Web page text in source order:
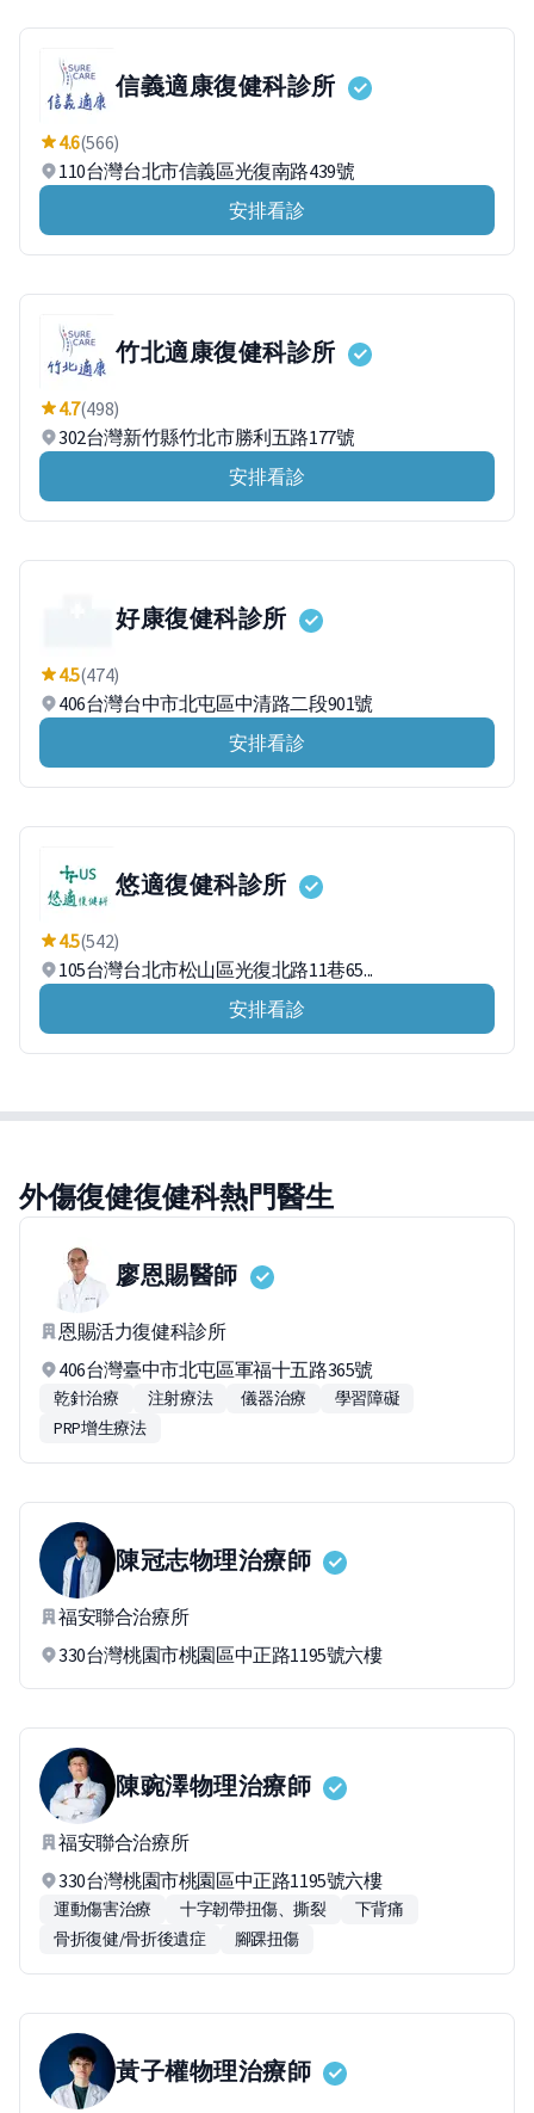
信義適康復健科診所
4.6(566)
110台灣台北市信義區光復南路439號
安排看診
竹北適康復健科診所
4.7(498)
302台灣新竹縣竹北市勝利五路177號
安排看診
好康復健科診所
4.5(474)
406台灣台中市北屯區中清路二段901號
安排看診
悠適復健科診所
4.5(542)
105台灣台北市松山區光復北路11巷65...
安排看診
外傷復健復健科熱門醫生
廖恩賜醫師
恩賜活力復健科診所
406台灣臺中市北屯區軍福十五路365號
乾針治療 注射療法 儀器治療
學習障礙
PRP增生療法
陳冠志物理治療師
福安聯合治療所
330台灣桃園市桃園區中正路1195號六樓
陳豌澤物理治療師
福安聯合治療所
330台灣桃園市桃園區中正路1195號六樓
運動傷害治療 十字韌帶扭傷、撕裂
下背痛
骨折復健/骨折後遺症
腳踝扭傷
黃子權物理治療師